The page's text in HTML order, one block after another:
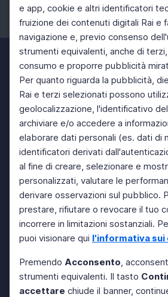
e app, cookie e altri identificatori
fruizione dei contenuti digitali Rai e
navigazione e, previo consenso
strumenti equivalenti, anche di
consumo e proporre pubblicità
Per quanto riguarda la pubblicità,
Rai e terzi selezionati possono
geolocalizzazione, l'identificativo
archiviare e/o accedere a
elaborare dati personali (es. dati di
identificatori derivati
al fine di creare, selezionare e
personalizzati, valutare le
derivare osservazioni sul pubblico.
prestare, rifiutare o revocare il tuo
incorrere in limitazioni sostanziali.
puoi visionare qui l'informativa sui
Premendo Acconsento,
strumenti equivalenti. Il tasto
accettare chiude il banner,
Facebook Instagram